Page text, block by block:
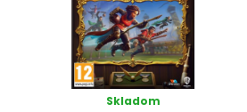
Skladom